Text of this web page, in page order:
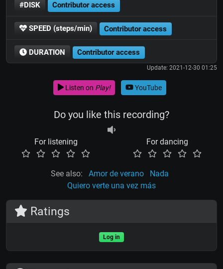
#DISK Contributor access
SPEED (steps/min) Contributor access
DURATION Contributor access
Update: 2021-12-30 01:25
Listen on Play! YouTube
Do you like this recording?
For listening For dancing
See also: Amor de verano
Nada
Quiero verte una vez más
Ratings
Log in